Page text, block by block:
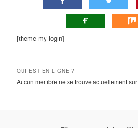
[theme-my-login]
QUI EST EN LIGNE ?
Aucun membre ne se trouve actuellement